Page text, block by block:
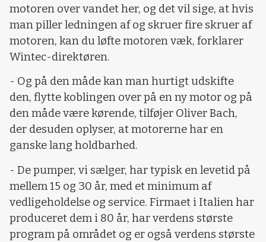
motoren over vandet her, og det vil sige, at hvis
man piller ledningen af og skruer fire skruer af
motoren, kan du løfte motoren væk, forklarer
Wintec-direktøren.
- Og på den måde kan man hurtigt udskifte
den, flytte koblingen over på en ny motor og på
den måde være kørende, tilføjer Oliver Bach,
der desuden oplyser, at motorerne har en
ganske lang holdbarhed.
- De pumper, vi sælger, har typisk en levetid på
mellem 15 og 30 år, med et minimum af
vedligeholdelse og service. Firmaet i Italien har
produceret dem i 80 år, har verdens største
program på området og er også verdens største